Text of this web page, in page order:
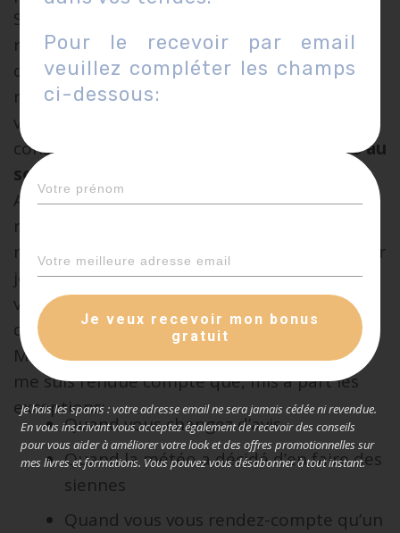
Si votre matinée et votre préparation est
réglée comme du papier à musique, (pas
d’obligation de chanter pendant ces étapes,
mais si vraiment ça vous tient à cœur lâchez
vous on sait que ça fait un bien fou !), je vous
conseille de
préparer votre tenue la veille au
soir.
Au début quand j’ai pris cette nouvelle
résolution, mon esprit contrariant
m’obligeait à tout changer le matin même car
je n’étais plus dans la même humeur que la
veille, plus dans le « same mood » (pour ceux
qui parle franglish
).
Mais ça n’arrivait pas souvent et très vite je
me suis rendue compte que, mis à part les
exceptions:
Quand vous changez d’avis.
Quand la météo a décidé d’en faire des
siennes
Quand vous vous rendez-compte qu’un
Pour le recevoir par email
veuillez compléter les champs
ci-dessous:
Je veux recevoir mon bonus
gratuit
Je hais les spams : votre adresse email ne sera jamais cédée ni revendue.
En vous inscrivant vous acceptez également de recevoir des conseils
pour vous aider à améliorer votre look et des offres promotionnelles sur
mes livres et formations. Vous pouvez vous désabonner à tout instant.